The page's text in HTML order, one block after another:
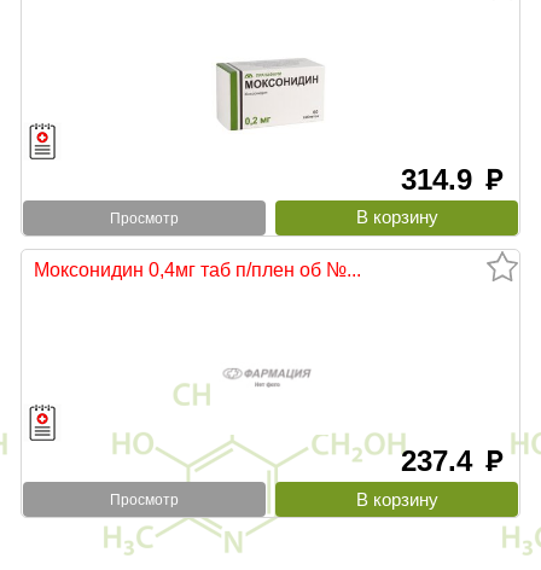
314.9 руб
Просмотр
Моксонидин 0,4мг таб п/плен об №...
237.4 руб
Просмотр